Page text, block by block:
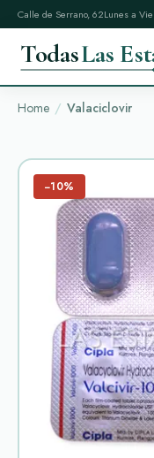
Calle de Serrano, 62Lunes a
TodasLas
Home Valaciclovir
−10%